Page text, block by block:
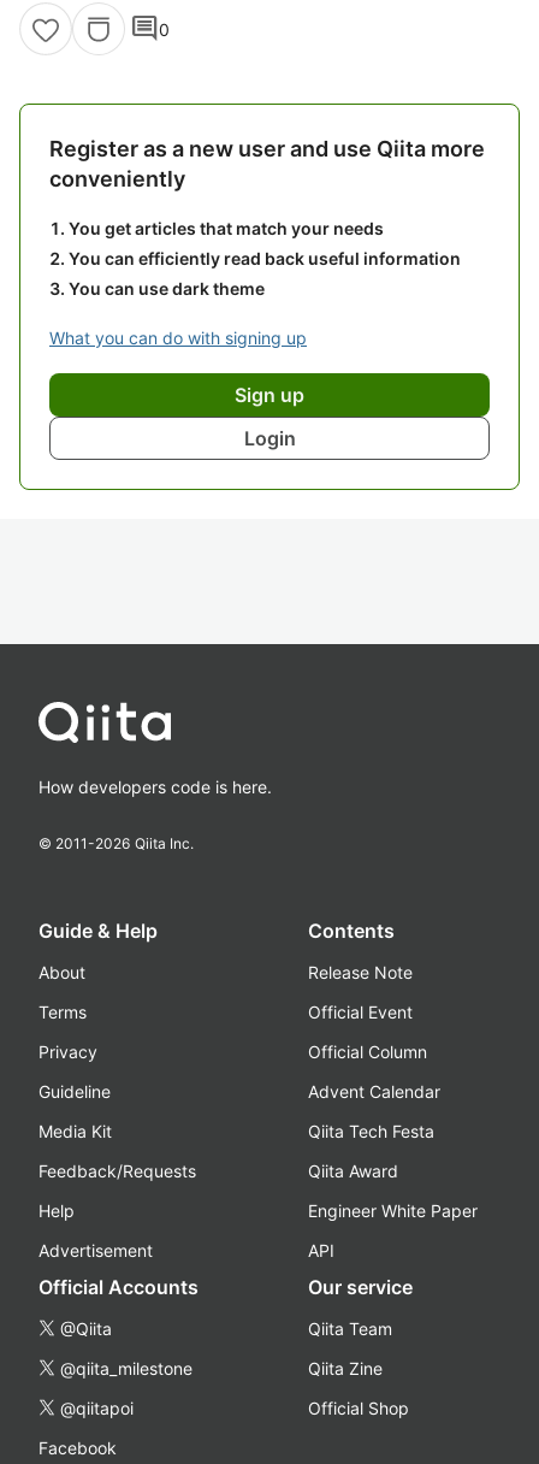
comment0
Register as a new user and use Qiita more
conveniently
You get articles that match your needs
You can efficiently read back useful information
You can use dark theme
What you can do with signing up
Sign up
Login
How developers code is here.
© 2011-2026 Qiita Inc.
Guide & Help
About
Terms
Privacy
Guideline
Media Kit
Feedback/Requests
Help
Advertisement
Contents
Release Note
Official Event
Official Column
Advent Calendar
Qiita Tech Festa
Qiita Award
Engineer White Paper
API
Official Accounts
@Qiita
@qiita_milestone
@qiitapoi
Facebook
Our service
Qiita Team
Qiita Zine
Official Shop